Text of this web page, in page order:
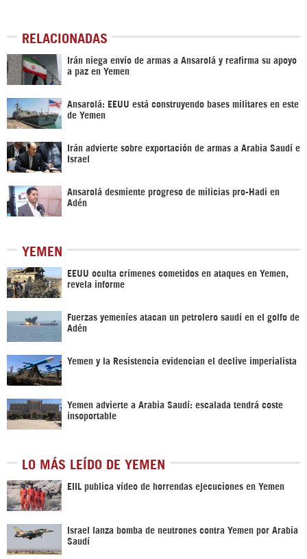
RELACIONADAS
Irán niega envío de armas a Ansarolá y reafirma su apoyo
a paz en Yemen
Ansarolá: EEUU está construyendo bases militares en este
de Yemen
Irán advierte sobre exportación de armas a Arabia Saudí e
Israel
Ansarolá desmiente progreso de milicias pro-Hadi en
Adén
YEMEN
EEUU oculta crímenes cometidos en ataques en Yemen,
revela informe
Fuerzas yemeníes atacan un petrolero saudí en el golfo de
Adén
Yemen y la Resistencia evidencian el declive imperialista
Yemen advierte a Arabia Saudí: escalada tendrá coste
insoportable
LO MÁS LEÍDO DE YEMEN
EIIL publica vídeo de horrendas ejecuciones en Yemen
Israel lanza bomba de neutrones contra Yemen por Arabia
Saudí